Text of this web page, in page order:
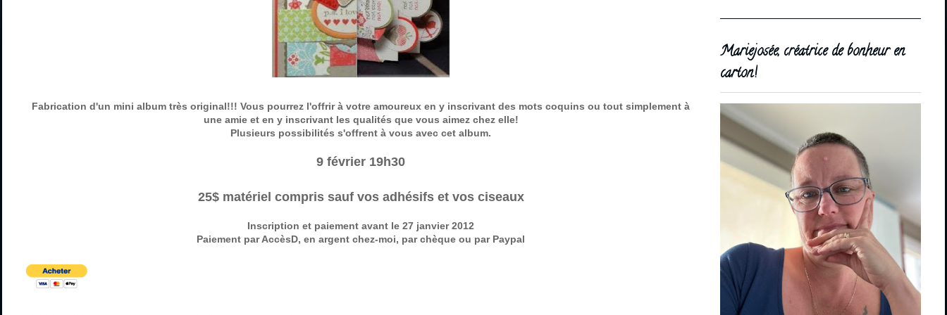
Fabrication d'un mini album très original!!! Vous pourrez l'offrir à votre amoureux en y inscrivant des mots coquins ou tout simplement à
une amie et en y inscrivant les qualités que vous aimez chez elle!
Plusieurs possibilités s'offrent à vous avec cet album.
9 février 19h30
25$ matériel compris sauf vos adhésifs et vos ciseaux
Inscription et paiement avant le 27 janvier 2012
Paiement par AccèsD, en argent chez-moi, par chèque ou par Paypal
Mariejosée, créatrice de bonheur en
carton!